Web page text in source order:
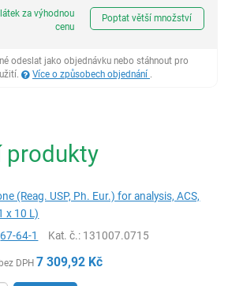
za výhodnou
cenu
Poptat větší množství
odeslat jako objednávku nebo stáhnout pro
Více o způsobech objednání
produkty
(Reag. USP, Ph. Eur.) for analysis, ACS,
x 10 L)
67-64-1 Kat. č.: 131007.0715
DPH 7 309,92 Kč